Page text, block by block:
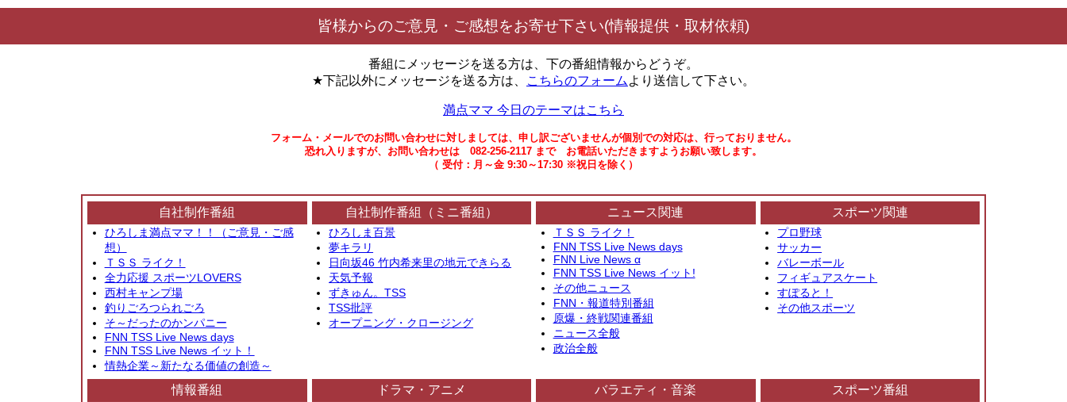
皆様からのご意見・ご感想をお寄せ下さい(情報提供・取材依頼)
番組にメッセージを送る方は、下の番組情報からどうぞ。
★下記以外にメッセージを送る方は、
こちらのフォーム より送信して下さい。
満点ママ 今日のテーマはこちら
フォーム・メールでのお問い合わせに対しましては、申し訳ございませんが個別での対応は、行っておりません。
恐れ入りますが、お問い合わせは 082-256-2117 まで お電話いただきますようお願い致します。
（ 受付：月～金 9:30～17:30 ※祝日を除く）
自社制作番組
ひろしま満点ママ！！（ご意見・ご感
想）
ＴＳＳ ライク！
全力応援 スポーツLOVERS
西村キャンプ場
釣りごろつられごろ
そ～だったのかンパニー
FNN TSS Live News days
FNN TSS Live News イット！
情熱企業～新たなる価値の創造～
自社制作番組（ミニ番組）
ひろしま百景
夢キラリ
日向坂46 竹内希来里の地元できらる
天気予報
ずきゅん。TSS
TSS批評
オープニング・クロージング
ニュース関連
ＴＳＳ ライク！
FNN TSS Live News days
FNN Live News α
FNN TSS Live News イット!
その他ニュース
FNN・報道特別番組
原爆・終戦関連番組
ニュース全般
政治全般
スポーツ関連
プロ野球
サッカー
バレーボール
フィギュアスケート
すぽると！
その他スポーツ
情報番組 ドラマ・アニメ バラエティ・音楽 スポーツ番組